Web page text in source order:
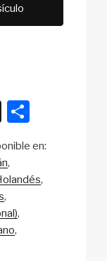
S
a
p
c
h
ar
e
en: